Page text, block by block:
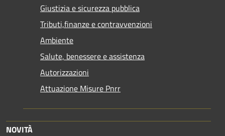
Giustizia e sicurezza pubblica
Tributi,finanze e contravvenzioni
Ambiente
Salute, benessere e assistenza
Autorizzazioni
Attuazione Misure Pnrr
NOVITÀ